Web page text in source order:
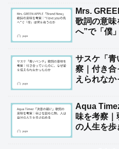
Mrs.
歌詞の意
へ”で「僕
サスケ「青
察｜付き合
えられな
Aqua
味を考察
の人生を歩